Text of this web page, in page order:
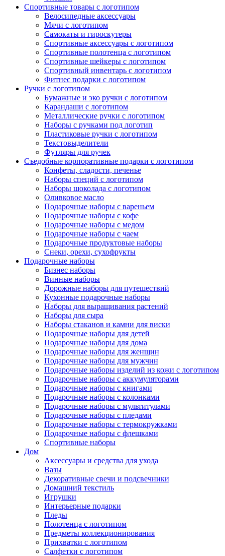
Спортивные товары с логотипом
Велосипедные аксессуары
Мячи с логотипом
Самокаты и гироскутеры
Спортивные аксессуары с логотипом
Спортивные полотенца с логотипом
Спортивные шейкеры с логотипом
Спортивный инвентарь с логотипом
Фитнес подарки с логотипом
Ручки с логотипом
Бумажные и эко ручки с логотипом
Карандаши с логотипом
Металлические ручки с логотипом
Наборы с ручками под логотип
Пластиковые ручки с логотипом
Текстовыделители
Футляры для ручек
Съедобные корпоративные подарки с логотипом
Конфеты, сладости, печенье
Наборы специй с логотипом
Наборы шоколада с логотипом
Оливковое масло
Подарочные наборы с вареньем
Подарочные наборы с кофе
Подарочные наборы с медом
Подарочные наборы с чаем
Подарочные продуктовые наборы
Снеки, орехи, сухофрукты
Подарочные наборы
Бизнес наборы
Винные наборы
Дорожные наборы для путешествий
Кухонные подарочные наборы
Наборы для выращивания растений
Наборы для сыра
Наборы стаканов и камни для виски
Подарочные наборы для детей
Подарочные наборы для дома
Подарочные наборы для женщин
Подарочные наборы для мужчин
Подарочные наборы изделий из кожи с логотипом
Подарочные наборы с аккумуляторами
Подарочные наборы с книгами
Подарочные наборы с колонками
Подарочные наборы с мультитулами
Подарочные наборы с пледами
Подарочные наборы с термокружками
Подарочные наборы с флешками
Спортивные наборы
Дом
Аксессуары и средства для ухода
Вазы
Декоративные свечи и подсвечники
Домашний текстиль
Игрушки
Интерьерные подарки
Пледы
Полотенца с логотипом
Предметы коллекционирования
Прихватки с логотипом
Салфетки с логотипом